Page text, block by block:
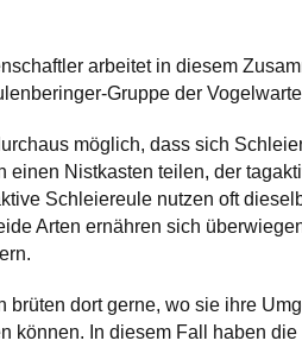
arbeitet in diesem
Gruppe der
möglich, dass sich
einen Nistkasten teilen, der
Schleiereule nutzen oft
Arten ernähren sich
brüten dort gerne, wo sie ihre
können. In diesem Fall haben die